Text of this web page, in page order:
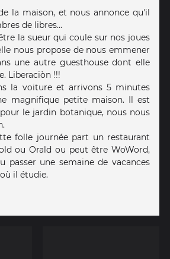
la maison, et nous annonce qu'il
de libres...
la sueur qui coule sur nos joues
nous propose de nous emmener
une autre guesthouse dont elle
Liberaciòn !!!
la voiture et arrivons 5 minutes
magnifique petite maison. Il est
le jardin botanique, nous nous
folle journée part un restaurant
ou Orald ou peut être WoWord,
passer une semaine de vacances
il étudie.